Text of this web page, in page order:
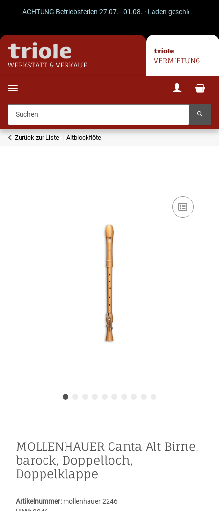
--ACHTUNG Betriebsferien 27.07.–01.08. · Laden geschlossen ·
WERKSTATT & VERKAUF
VERMIETUNG
Zurück zur Liste Altblockflöte
MOLLENHAUER Canta Alt Birne,
barock, Doppelloch,
Doppelklappe
Artikelnummer: mollenhauer 2246